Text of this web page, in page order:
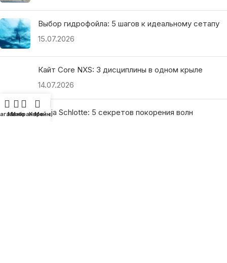
Выбор гидрофойла: 5 шагов к идеальному сетапу
15.07.2026
Кайт Core NXS: 3 дисциплины в одном крыле
14.07.2026
Ranja Schlotte: 5 секретов покорения волн
Меню
Избранное
Корзина
Мой аккаунт